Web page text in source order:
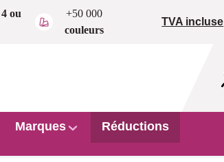
4 ou
+50 000
couleurs
TVA incluse
Marques Réductions